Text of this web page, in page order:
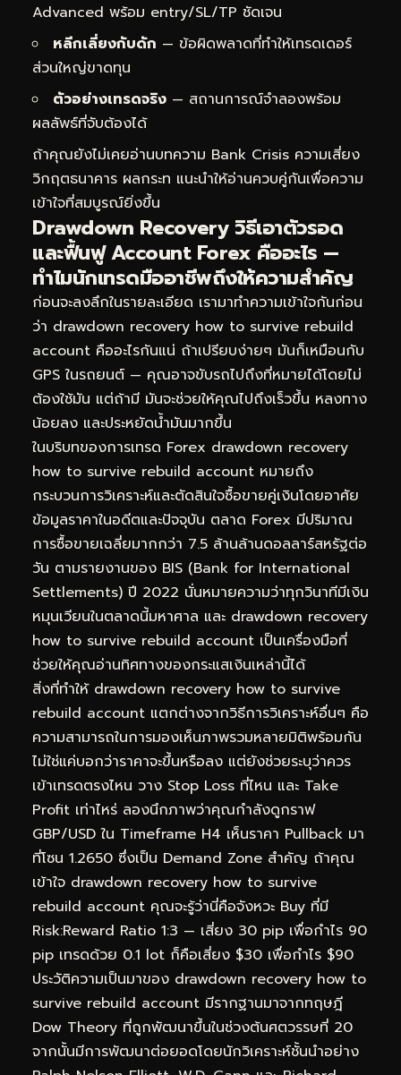
Advanced พร้อม entry/SL/TP ชัดเจน
หลีกเลี่ยงกับดัก — ข้อผิดพลาดที่ทำให้เทรดเดอร์
ส่วนใหญ่ขาดทุน
ตัวอย่างเทรดจริง — สถานการณ์จำลองพร้อม
ผลลัพธ์ที่จับต้องได้
ถ้าคุณยังไม่เคยอ่านบทความ Bank Crisis ความเสี่ยง
วิกฤตธนาคาร ผลกระท แนะนำให้อ่านควบคู่กันเพื่อความ
เข้าใจที่สมบูรณ์ยิ่งขึ้น
Drawdown Recovery วิธีเอาตัวรอด
และฟื้นฟู Account Forex คืออะไร —
ทำไมนักเทรดมืออาชีพถึงให้ความสำคัญ
ก่อนจะลงลึกในรายละเอียด เรามาทำความเข้าใจกันก่อน
ว่า drawdown recovery how to survive rebuild
account คืออะไรกันแน่ ถ้าเปรียบง่ายๆ มันก็เหมือนกับ
GPS ในรถยนต์ — คุณอาจขับรถไปถึงที่หมายได้โดยไม่
ต้องใช้มัน แต่ถ้ามี มันจะช่วยให้คุณไปถึงเร็วขึ้น หลงทาง
น้อยลง และประหยัดน้ำมันมากขึ้น
ในบริบทของการเทรด Forex drawdown recovery
how to survive rebuild account หมายถึง
กระบวนการวิเคราะห์และตัดสินใจซื้อขายคู่เงินโดยอาศัย
ข้อมูลราคาในอดีตและปัจจุบัน ตลาด Forex มีปริมาณ
การซื้อขายเฉลี่ยมากกว่า 7.5 ล้านล้านดอลลาร์สหรัฐต่อ
วัน ตามรายงานของ BIS (Bank for International
Settlements) ปี 2022 นั่นหมายความว่าทุกวินาทีมีเงิน
หมุนเวียนในตลาดนี้มหาศาล และ drawdown recovery
how to survive rebuild account เป็นเครื่องมือที่
ช่วยให้คุณอ่านทิศทางของกระแสเงินเหล่านี้ได้
สิ่งที่ทำให้ drawdown recovery how to survive
rebuild account แตกต่างจากวิธีการวิเคราะห์อื่นๆ คือ
ความสามารถในการมองเห็นภาพรวมหลายมิติพร้อมกัน
ไม่ใช่แค่บอกว่าราคาจะขึ้นหรือลง แต่ยังช่วยระบุว่าควร
เข้าเทรดตรงไหน วาง Stop Loss ที่ไหน และ Take
Profit เท่าไหร่ ลองนึกภาพว่าคุณกำลังดูกราฟ
GBP/USD ใน Timeframe H4 เห็นราคา Pullback มา
ที่โซน 1.2650 ซึ่งเป็น Demand Zone สำคัญ ถ้าคุณ
เข้าใจ drawdown recovery how to survive
rebuild account คุณจะรู้ว่านี่คือจังหวะ Buy ที่มี
Risk:Reward Ratio 1:3 — เสี่ยง 30 pip เพื่อกำไร 90
pip เทรดด้วย 0.1 lot ก็คือเสี่ยง $30 เพื่อกำไร $90
ประวัติความเป็นมาของ drawdown recovery how to
survive rebuild account มีรากฐานมาจากทฤษฎี
Dow Theory ที่ถูกพัฒนาขึ้นในช่วงต้นศตวรรษที่ 20
จากนั้นมีการพัฒนาต่อยอดโดยนักวิเคราะห์ชั้นนำอย่าง